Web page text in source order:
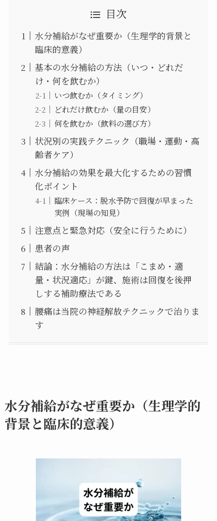
目次
水分補給がなぜ重要か（生理学的背景と
臨床的意義）
基本の水分補給の方法（いつ・どれだ
け・何を飲むか）
いつ飲むか（タイミング）
どれだけ飲むか（量の目安）
何を飲むか（飲料の選び方）
状況別の実践テクニック（職場・運動・高
齢者ケア）
水分補給の効果を最大化するための習慣
化ポイント
臨床ケース：脱水予防で回復が早まった
実例（現場の知見）
注意点と緊急対応（安全に行うために）
患者の声
結論：水分補給の方法は「こまめ・適
量・状況適応」が鍵、施術は回復を後押
しする補助療法である
腰痛は当院の神経解放テクニックで治りま
す
水分補給がなぜ重要か（生理学的
背景と臨床的意義）